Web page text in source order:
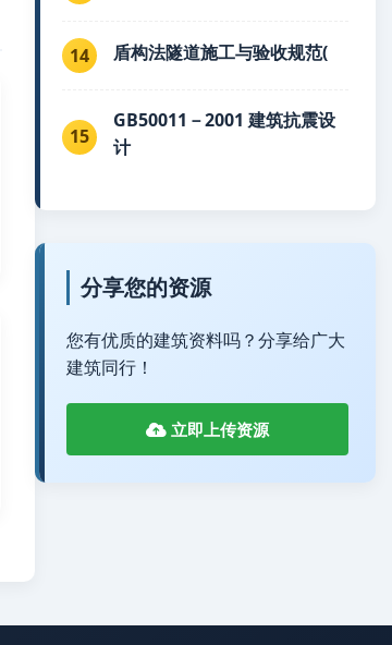
14 盾构法隧道施工与验收规范(
15
GB50011－2001 建筑抗震设
计
分享您的资源
您有优质的建筑资料吗？分享给广大
建筑同行！
立即上传资源